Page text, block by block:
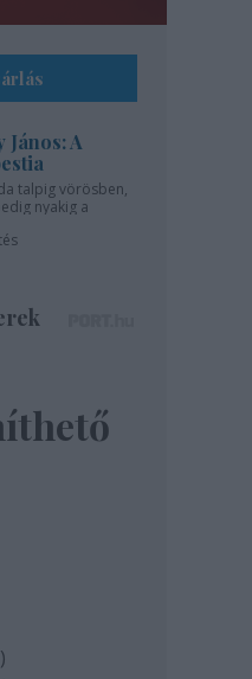
János: A
talpig vörösben,
nyakig a
)